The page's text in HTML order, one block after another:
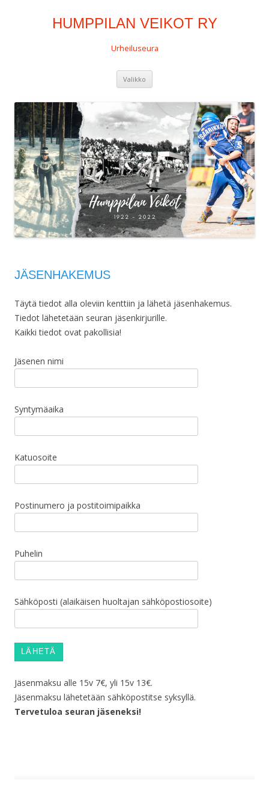
HUMPPILAN VEIKOT RY
Urheiluseura
Valikko
JÄSENHAKEMUS
Täytä tiedot alla oleviin kenttiin ja lähetä jäsenhakemus.
Tiedot lähetetään seuran jäsenkirjurille.
Kaikki tiedot ovat pakollisia!
Jäsenen nimi
Syntymäaika
Katuosoite
Postinumero ja postitoimipaikka
Puhelin
Sähköposti (alaikäisen huoltajan sähköpostiosoite)
Jäsenmaksu alle 15v 7€, yli 15v 13€.
Jäsenmaksu lähetetään sähköpostitse syksyllä.
Tervetuloa seuran jäseneksi!